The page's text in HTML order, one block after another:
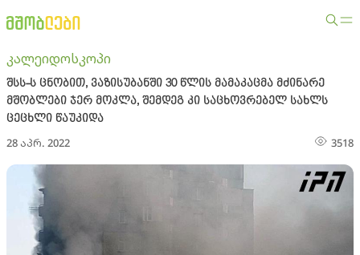
კალეიდოსკოპი
შსს-ს ცნობით, ვაზისუბანში 30 წლის მამაკაცმა მძინარე
მშობლები ჯერ მოკლა, შემდეგ კი საცხოვრებელ სახლს
ცეცხლი წაუკიდა
28 აპრ. 2022 3518